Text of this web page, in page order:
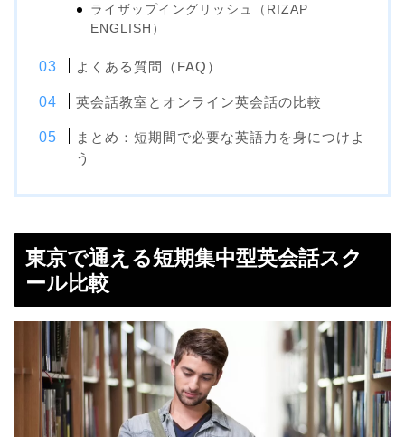
ライザップイングリッシュ（RIZAP
ENGLISH）
よくある質問（FAQ）
英会話教室とオンライン英会話の比較
まとめ：短期間で必要な英語力を身につけよ
う
東京で通える短期集中型英会話スク
ール比較